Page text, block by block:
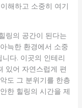
해하고 소중히 여기
링의 공간이 된다는
늑한 환경에서 소중
다. 이곳의 인테리
있어 자연스럽게 편
도 그 분위기를 한층
한 힐링의 시간을 제